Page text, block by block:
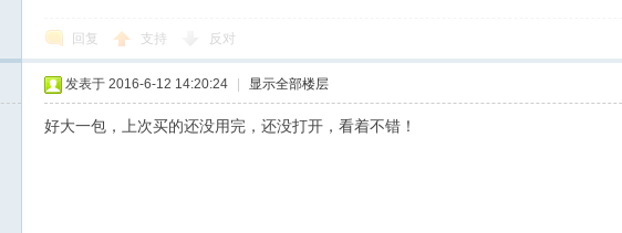
回复 支持 反对
发表于 2016-6-12 14:20:24 显示全部楼层
好大一包，上次买的还没用完，还没打开，看着不错！